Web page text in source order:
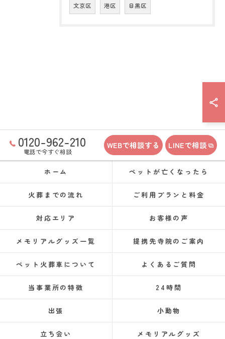
文京区 港区 目黒区
0120-962-210
電話で今すぐ相談
WEBで相談する LINEで相談
ホーム ペットが亡くなったら
火葬までの流れ ご利用プランと料金
対応エリア お客様の声
メモリアルグッズ一覧 提携先寺院のご案内
ペット火葬車について よくあるご質問
当事業所の特徴 24時間
出張 小動物
立ち会い メモリアルグッズ